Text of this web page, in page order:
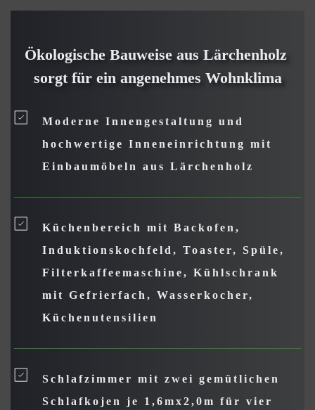
Ökologische Bauweise aus Lärchenholz
sorgt für ein angenehmes Wohnklima
Moderne Innengestaltung und
hochwertige Inneneinrichtung mit
Einbaumöbeln aus Lärchenholz
Küchenbereich mit Backofen,
Induktionskochfeld, Toaster, Spüle,
Filterkaffeemaschine, Kühlschrank
mit Gefrierfach, Wasserkocher,
Küchenutensilien
Schlafzimmer mit zwei gemütlichen
Schlafkojen je 1,6mx2,0m für vier